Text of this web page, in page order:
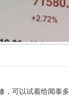
，可以试着给闻泰